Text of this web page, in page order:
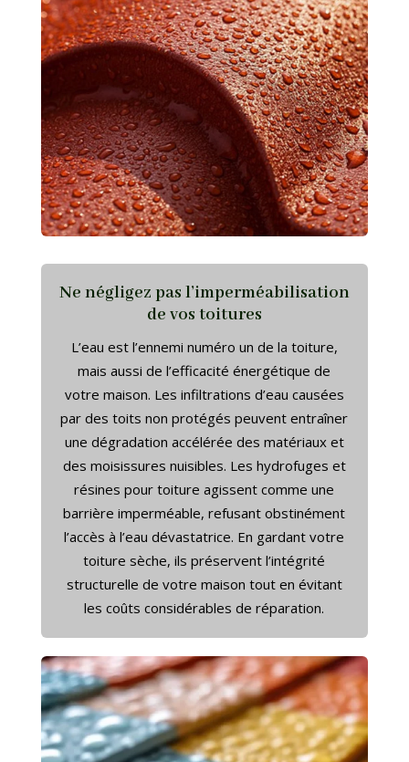
Ne négligez pas l’imperméabilisation
de vos toitures
L’eau est l’ennemi numéro un de la toiture,
mais aussi de l’efficacité énergétique de
votre maison. Les infiltrations d’eau causées
par des toits non protégés peuvent entraîner
une dégradation accélérée des matériaux et
des moisissures nuisibles. Les hydrofuges et
résines pour toiture agissent comme une
barrière imperméable, refusant obstinément
l’accès à l’eau dévastatrice. En gardant votre
toiture sèche, ils préservent l’intégrité
structurelle de votre maison tout en évitant
les coûts considérables de réparation.